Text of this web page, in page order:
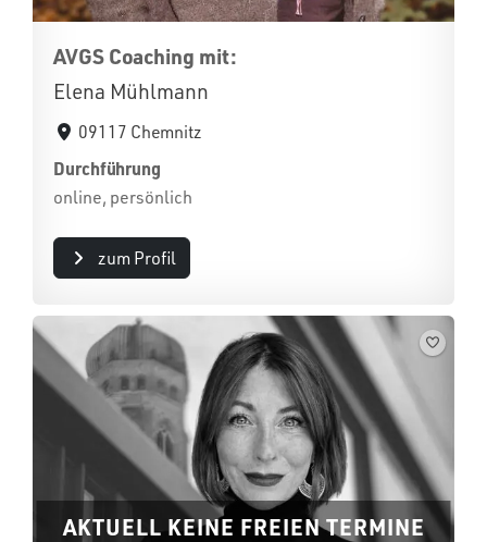
AVGS Coaching mit:
Elena Mühlmann
09117 Chemnitz
Durchführung
online, persönlich
zum Profil
AKTUELL KEINE FREIEN TERMINE